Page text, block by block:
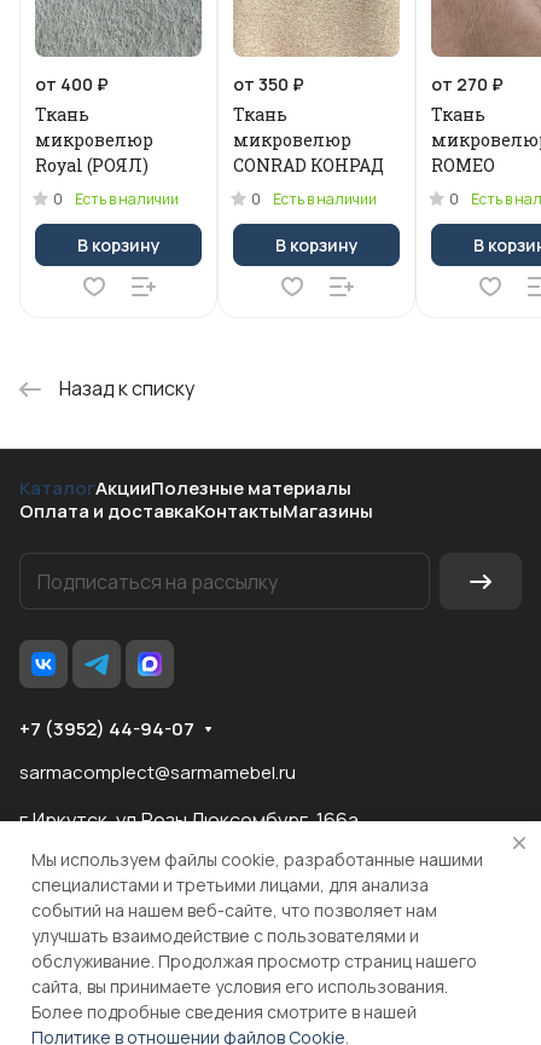
от 400 ₽
Ткань
микровелюр
Royal (РОЯЛ)
0 Есть в наличии
В корзину
от 350 ₽
Ткань
микровелюр
CONRAD КОНРАД
0 Есть в наличии
В корзину
от 270 ₽
Ткань
ROMEO
0 Есть в
В
Назад к списку
КаталогАкцииПолезные материалы
Оплата и доставкаКонтактыМагазины
+7 (3952) 44-94-07
sarmacomplect@sarmamebel.ru
г.Иркутск, ул.Розы Люксембург, 166а
разработка
и продвижение сайта
© 2026 ООО "МКС" ИНН 3810055324 ОГРН 1083810004860
Мы используем файлы cookie, разработанные нашими
специалистами и третьими лицами, для анализа
событий на нашем веб-сайте, что позволяет нам
улучшать взаимодействие с пользователями и
обслуживание. Продолжая просмотр страниц нашего
сайта, вы принимаете условия его использования.
Более подробные сведения смотрите в нашей
Политике в отношении файлов Cookie.